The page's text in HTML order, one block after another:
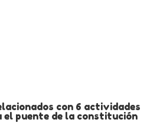
con 6 actividades
el puente de la constitución